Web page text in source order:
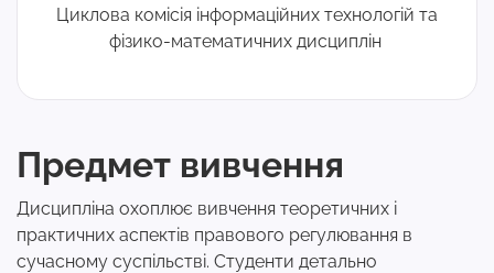
Циклова комісія інформаційних технологій та
фізико-математичних дисциплін
Предмет вивчення
Дисципліна охоплює вивчення теоретичних і
практичних аспектів правового регулювання в
сучасному суспільстві. Студенти детально